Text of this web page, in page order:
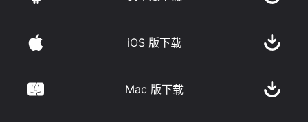
iOS 版下载
Mac 版下载